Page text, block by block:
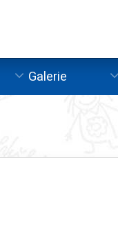
Galerie